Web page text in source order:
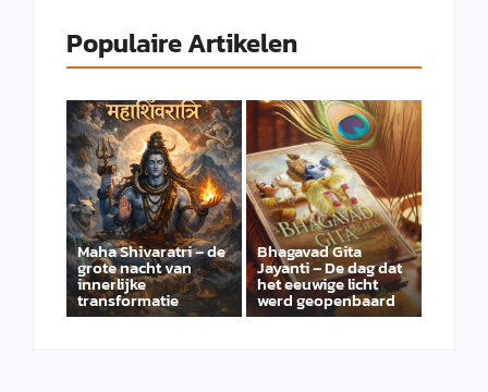
Populaire Artikelen
Maha Shivaratri – de
grote nacht van
innerlijke
transformatie
Bhagavad Gita
Jayanti – De dag dat
het eeuwige licht
werd geopenbaard